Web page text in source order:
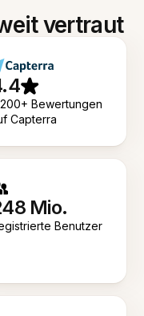
vertraut
Bewertungen
Capterra
Mio.
Benutzer